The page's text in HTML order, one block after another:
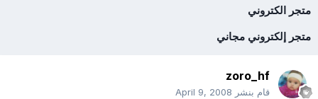
متجر الكتروني
متجر إلكتروني مجاني
zoro_hf
قام بنشر April 9, 2008